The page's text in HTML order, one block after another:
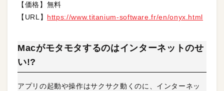
【価格】無料
【URL】 https://www.titanium-software.fr/en/onyx.html
Macがモタモタするのはインターネットのせ
い!?
アプリの起動や操作はサクサク動くのに、インターネッ